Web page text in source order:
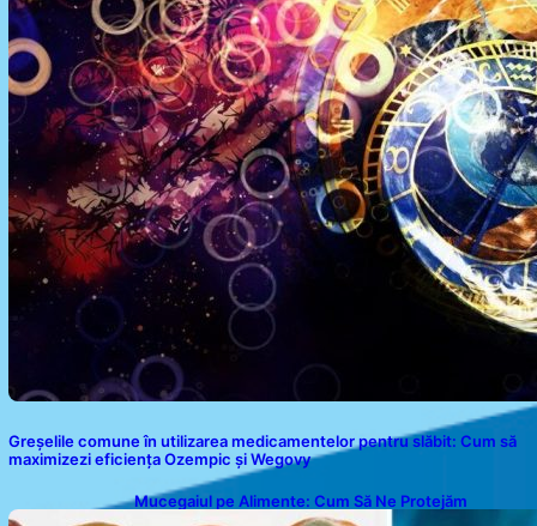
Greșelile comune în utilizarea medicamentelor pentru slăbit: Cum să
maximizezi eficiența Ozempic și Wegovy
Mucegaiul pe Alimente: Cum Să Ne Protejăm